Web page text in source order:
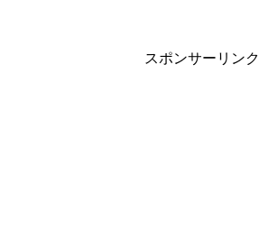
スポンサーリンク